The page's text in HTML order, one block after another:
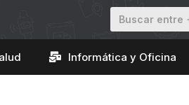
Informática y Oficina